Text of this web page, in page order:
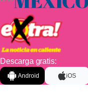
Descarga gratis:
Android iOS